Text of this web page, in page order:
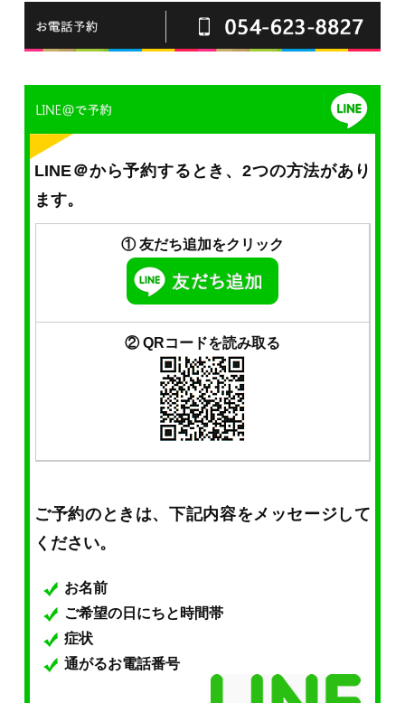
LINE＠から予約するとき、2つの方法があり
ます。
① 友だち追加をクリック
② QRコードを読み取る
ご予約のときは、下記内容をメッセージして
ください。
お名前
ご希望の日にちと時間帯
症状
通がるお電話番号